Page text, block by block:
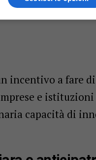
incentivo a fare
e
capacità di